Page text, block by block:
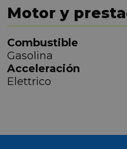
Motor y
Combustible
Gasolina
Acceleración
Elettrico